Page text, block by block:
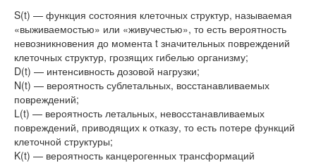
S(t) — функция состояния клеточных структур, называемая
«выживаемостью» или «живучестью», то есть вероятность
невозникновения до момента t значительных повреждений
клеточных структур, грозящих гибелью организму;
D(t) — интенсивность дозовой нагрузки;
N(t) — вероятность сублетальных, восстанавливаемых
повреждений;
L(t) — вероятность летальных, невосстанавливаемых
повреждений, приводящих к отказу, то есть потере функций
клеточной структуры;
K(t) — вероятность канцерогенных трансформаций